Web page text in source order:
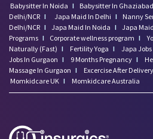
Babysitter In Noida I Babysitter In Ghaziabad
Delhi/NCR I Japa Maid In Delhi I Nanny
Delhi/NCR I Japa Maid In Noida I Japa
Programs I Corporate wellness program I
Naturally (Fast) I Fertility Yoga I Japa Jobs
Jobs In Gurgaon I 9 Months Pregnancy I
Massage In Gurgaon I Excercise After Delivery
Momkidcare UK I Momkidcare Australia